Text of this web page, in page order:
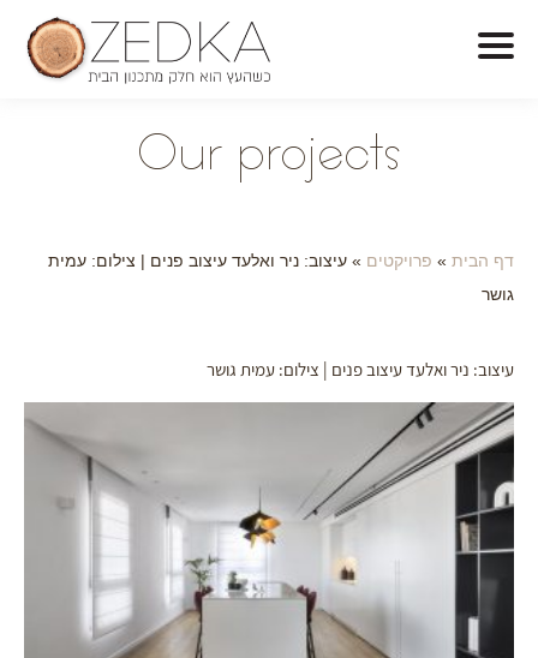
Our projects
דף הבית » פרויקטים » עיצוב: ניר ואלעד עיצוב פנים | צילום: עמית
גושר
עיצוב: ניר ואלעד עיצוב פנים | צילום: עמית גושר